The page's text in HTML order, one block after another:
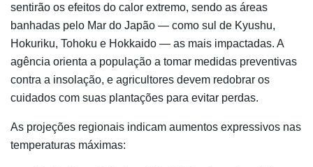
sentirão os efeitos do calor extremo, sendo as áreas
banhadas pelo Mar do Japão — como sul de Kyushu,
Hokuriku, Tohoku e Hokkaido — as mais impactadas. A
agência orienta a população a tomar medidas preventivas
contra a insolação, e agricultores devem redobrar os
cuidados com suas plantações para evitar perdas.
As projeções regionais indicam aumentos expressivos nas
temperaturas máximas: